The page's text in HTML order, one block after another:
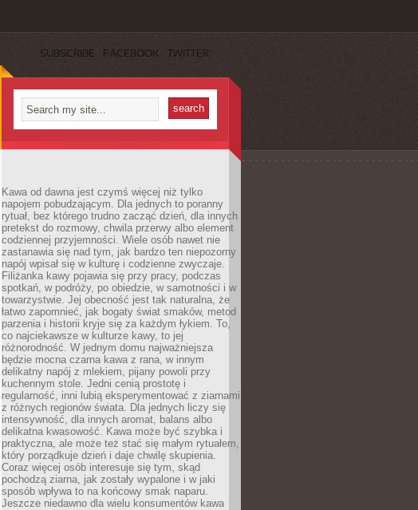
SUBSCRIBE FACEBOOK TWITTER
Kawa od dawna jest czymś więcej niż tylko
napojem pobudzającym. Dla jednych to poranny
rytuał, bez którego trudno zacząć dzień, dla innych
pretekst do rozmowy, chwila przerwy albo element
codziennej przyjemności. Wiele osób nawet nie
zastanawia się nad tym, jak bardzo ten niepozorny
napój wpisał się w kulturę i codzienne zwyczaje.
Filiżanka kawy pojawia się przy pracy, podczas
spotkań, w podróży, po obiedzie, w samotności i w
towarzystwie. Jej obecność jest tak naturalna, że
łatwo zapomnieć, jak bogaty świat smaków, metod
parzenia i historii kryje się za każdym łykiem. To,
co najciekawsze w kulturze kawy, to jej
różnorodność. W jednym domu najważniejsza
będzie mocna czarna kawa z rana, w innym
delikatny napój z mlekiem, pijany powoli przy
kuchennym stole. Jedni cenią prostotę i
regularność, inni lubią eksperymentować z ziarnami
z różnych regionów świata. Dla jednych liczy się
intensywność, dla innych aromat, balans albo
delikatna kwasowość. Kawa może być szybka i
praktyczna, ale może też stać się małym rytuałem,
który porządkuje dzień i daje chwilę skupienia.
Coraz więcej osób interesuje się tym, skąd
pochodzą ziarna, jak zostały wypalone i w jaki
sposób wpływa to na końcowy smak naparu.
Jeszcze niedawno dla wielu konsumentów kawa